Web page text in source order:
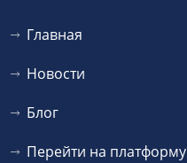
Главная
Новости
Блог
Перейти на платформу